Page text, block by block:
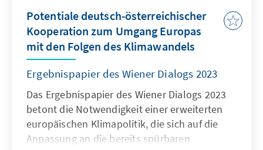
Potentiale deutsch-österreichischer
Kooperation zum Umgang Europas
mit den Folgen des Klimawandels
Ergebnispapier des Wiener Dialogs 2023
Das Ergebnispapier des Wiener Dialogs 2023
betont die Notwendigkeit einer erweiterten
europäischen Klimapolitik, die sich auf die
Anpassung an die bereits spürbaren